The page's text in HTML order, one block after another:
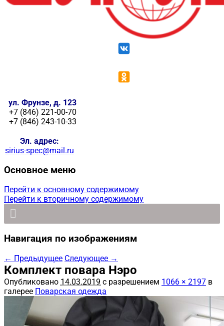
ул. Фрунзе, д. 123
+7 (846) 221-00-70
+7 (846) 243-10-33
Эл. адрес:
sirius-spec@mail.ru
Основное меню
Перейти к основному содержимому
Перейти к вторичному содержимому
Навигация по изображениям
← Предыдущее Следующее →
Комплект повара Нэро
Опубликовано 14.03.2019 с разрешением 1066 × 2197 в
галерее Поварская одежда